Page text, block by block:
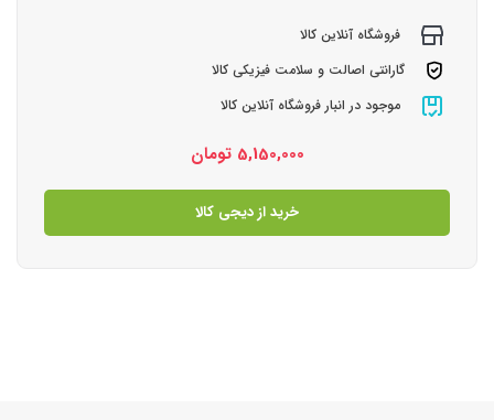
فروشگاه آنلاین کالا
گارانتی اصالت و سلامت فیزیکی کالا
موجود در انبار فروشگاه آنلاین کالا
5,150,000 تومان
خرید از دیجی کالا